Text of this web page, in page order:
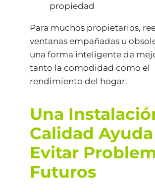
propiedad
Para muchos propietarios,
ventanas empañadas u
una forma inteligente de
tanto la comodidad como el
rendimiento del hogar.
Una
Calidad
Evitar
Futuros